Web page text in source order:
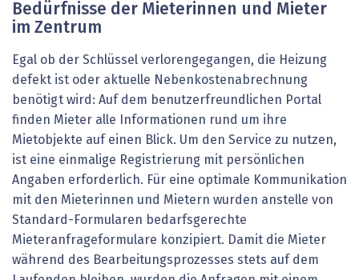
Bedürfnisse der Mieterinnen und Mieter
im Zentrum
Egal ob der Schlüssel verlorengegangen, die Heizung
defekt ist oder aktuelle Nebenkostenabrechnung
benötigt wird: Auf dem benutzerfreundlichen Portal
finden Mieter alle Informationen rund um ihre
Mietobjekte auf einen Blick. Um den Service zu nutzen,
ist eine einmalige Registrierung mit persönlichen
Angaben erforderlich. Für eine optimale Kommunikation
mit den Mieterinnen und Mietern wurden anstelle von
Standard-Formularen bedarfsgerechte
Mieteranfrageformulare konzipiert. Damit die Mieter
während des Bearbeitungsprozesses stets auf dem